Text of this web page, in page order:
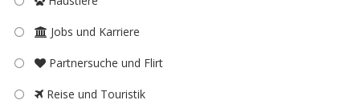
Jobs und Karriere
Partnersuche und Flirt
Reise und Touristik